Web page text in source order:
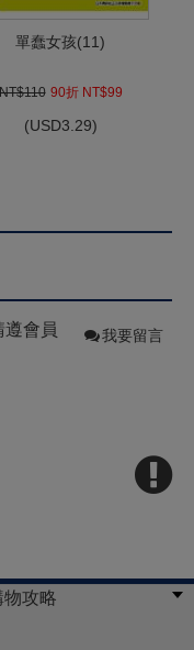
單蠢女孩(11)
90折 NT$99
(USD3.29)
會員
我要留言
物攻略